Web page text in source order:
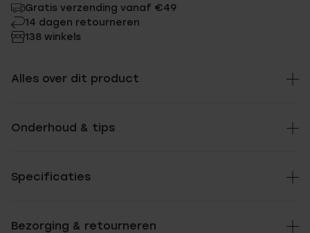
Gratis verzending vanaf €49
14 dagen retourneren
138 winkels
Alles over dit product
Onderhoud & tips
Specificaties
Bezorging & retourneren